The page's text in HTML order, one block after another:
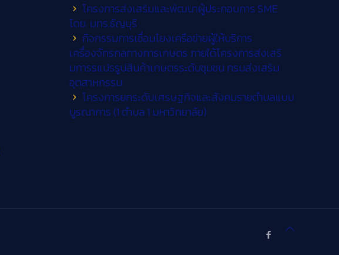
โครงการส่งเสริมและพัฒนาผู้ประกอบการ SME
โดย. มทร.ธัญบุรี
กิจกรรมการเชื่อมโยงเครือข่ายผู้ให้บริการ
เครื่องจักรกลทางการเกษตร ภายใต้โครงการส่งเสริ
มการรแปรรูปสินค้าเกษตรระดับชุมชน กรมส่งเสริม
อุตสาหกรรม
โครงการยกระดับเศรษฐกิจและสังคมรายตำบลแบบ
บูรณาการ (1 ตำบล 1 มหาวิทยาลัย)